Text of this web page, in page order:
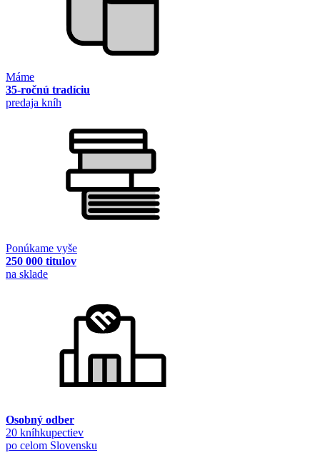
Máme
35-ročnú tradíciu
predaja kníh
Ponúkame vyše
250 000 titulov
na sklade
Osobný odber
20 kníhkupectiev
po celom Slovensku